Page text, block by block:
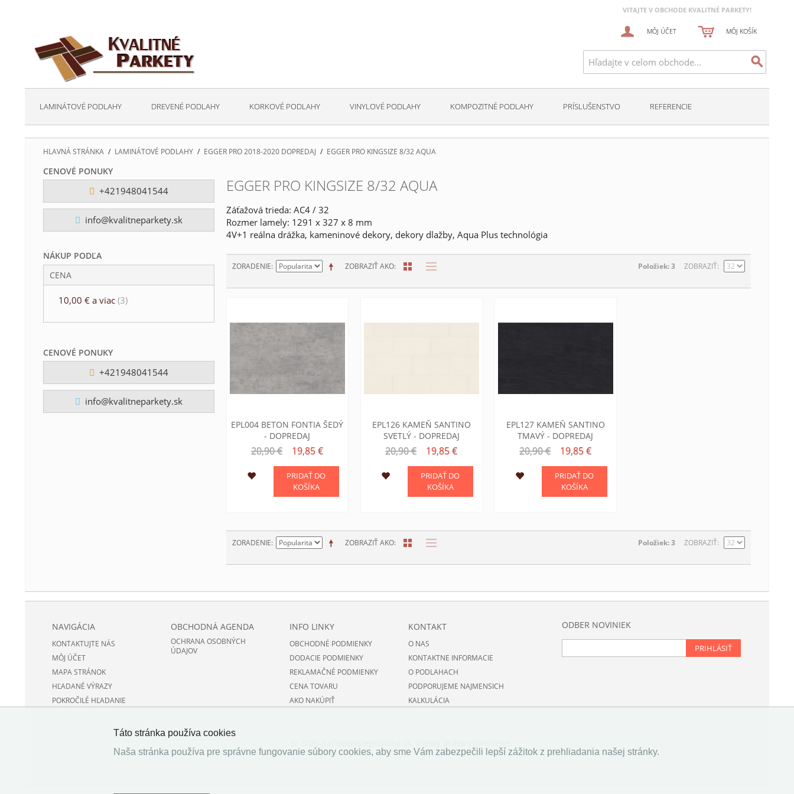
VITAJTE V OBCHODE KVALITNÉ PARKETY!
MÔJ ÚČET MÔJ KOŠÍK
LAMINÁTOVÉ PODLAHY DREVENÉ PODLAHY KORKOVÉ PODLAHY VINYLOVÉ PODLAHY KOMPOZITNÉ PODLAHY PRÍSLUŠENSTVO REFERENCIE
HLAVNÁ STRÁNKA / LAMINÁTOVÉ PODLAHY / EGGER PRO 2018-2020 DOPREDAJ / EGGER PRO KINGSIZE 8/32 AQUA
CENOVÉ PONUKY
+421948041544
info@kvalitneparkety.sk
NÁKUP PODĽA
CENA
10,00 € a viac (3)
EGGER PRO KINGSIZE 8/32 AQUA
Záťažová trieda: AC4 / 32
Rozmer lamely: 1291 x 327 x 8 mm
4V+1 reálna drážka, kameninové dekory, dekory dlažby, Aqua Plus technológia
ZOBRAZIŤ AKO
ZORADENIE Položiek: 3 ZOBRAZIŤ
EPL004 BETON FONTIA ŠEDÝ
- DOPREDAJ
20,90 € 19,85 €
PRIDAŤ DO
KOŠÍKA
EPL126 KAMEŇ SANTINO
SVETLÝ - DOPREDAJ
20,90 € 19,85 €
PRIDAŤ DO
KOŠÍKA
EPL127 KAMEŇ SANTINO
TMAVÝ - DOPREDAJ
20,90 € 19,85 €
PRIDAŤ DO
KOŠÍKA
ZOBRAZIŤ AKO
ZORADENIE Položiek: 3 ZOBRAZIŤ
CENOVÉ PONUKY
+421948041544
info@kvalitneparkety.sk
ODBER NOVINIEK
PRIHLÁSIŤ
NAVIGÁCIA
KONTAKTUJTE NÁS
MÔJ ÚČET
MAPA STRÁNOK
HĽADANÉ VÝRAZY
POKROČILÉ HĽADANIE
OBCHODNÁ AGENDA
OCHRANA OSOBNÝCH
ÚDAJOV
INFO LINKY
OBCHODNÉ PODMIENKY
DODACIE PODMIENKY
REKLAMAČNÉ PODMIENKY
CENA TOVARU
AKO NAKÚPIŤ
KONTAKT
O NAS
KONTAKTNE INFORMACIE
O PODLAHACH
PODPORUJEME NAJMENSICH
KALKULÁCIA
Táto stránka používa cookies
Naša stránka používa pre správne fungovanie súbory cookies, aby sme Vám zabezpečili lepší zážitok z prehliadania našej stránky.